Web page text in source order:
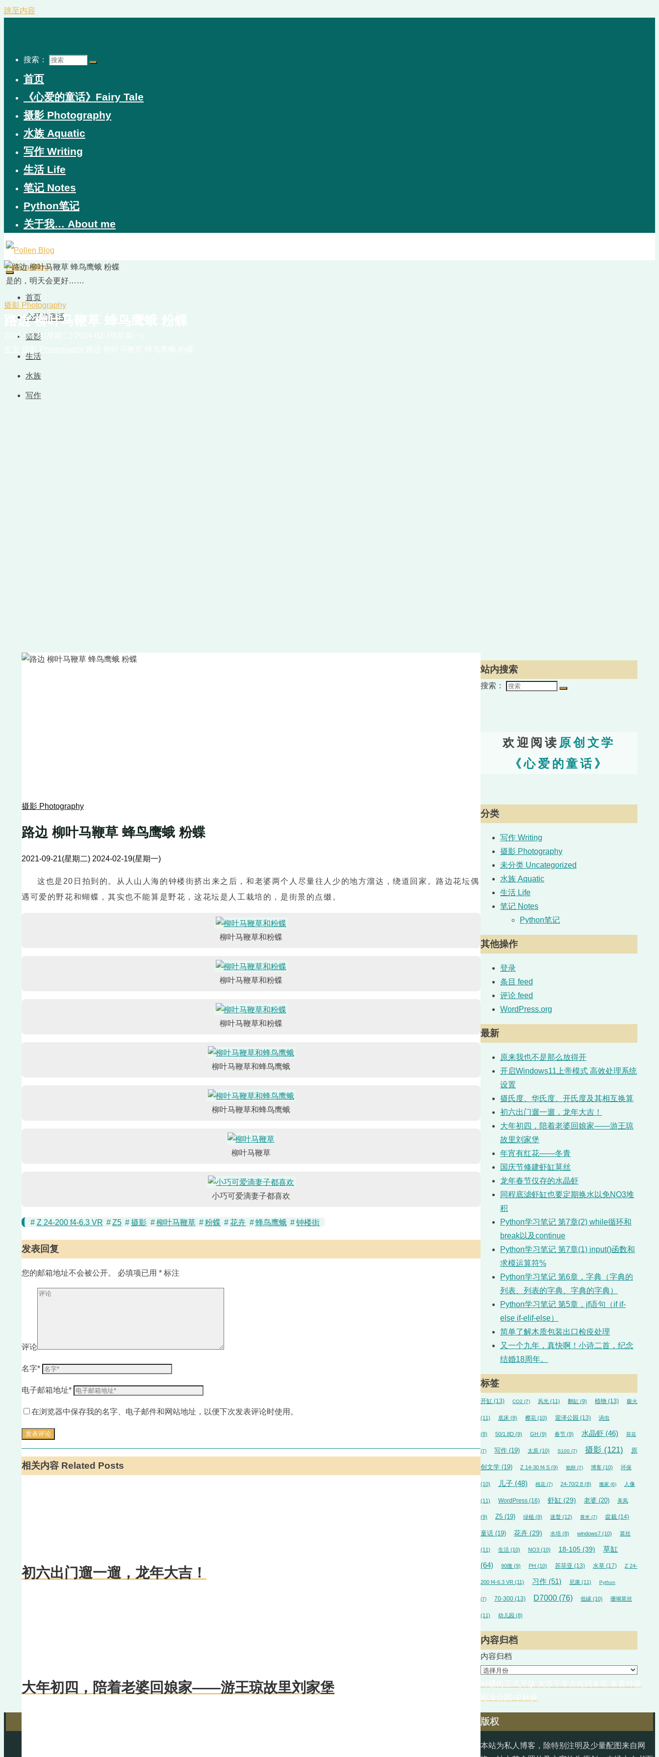
跳至内容
搜索：
首页
《心爱的童话》Fairy Tale
摄影 Photography
水族 Aquatic
写作 Writing
生活 Life
笔记 Notes
Python笔记
关于我… About me
Pollen Blog
是的，明天会更好……
首页
心爱的童话
摄影
生活
水族
写作
摄影 Photography
路边 柳叶马鞭草 蜂鸟鹰蛾 粉蝶
2021-09-21(星期二)
摄影 Photography
路边 柳叶马鞭草 蜂鸟鹰蛾 粉蝶
2021-09-21(星期二) 2024-02-19(星期一)
这也是20日拍到的。从人山人海的钟楼街挤出来之后，和老婆两个人尽量往人少的地方溜达，绕道回家。路边花坛偶
遇可爱的野花和蝴蝶，其实也不能算是野花，这花坛是人工栽培的，是街景的点缀。
柳叶马鞭草和粉蝶
柳叶马鞭草和粉蝶
柳叶马鞭草和粉蝶
柳叶马鞭草和蜂鸟鹰蛾
柳叶马鞭草和蜂鸟鹰蛾
柳叶马鞭草
小巧可爱滴妻子都喜欢
# Z 24-200 f4-6.3 VR #Z5 #摄影 # 柳叶马鞭草 #粉蝶 # 花卉 #蜂鸟鹰蛾 #钟楼街
发表回复
您的邮箱地址不会被公开。 必填项已用 * 标注
评论
名字*
电子邮箱地址*
在浏览器中保存我的名字、电子邮件和网站地址，以便下次发表评论时使用。
相关内容 Related Posts
初六出门遛一遛，龙年大吉！
大年初四，陪着老婆回娘家——游王琼故里刘家堡
站内搜索
搜索：
欢迎阅读 原创文学
《心爱的童话》
分类
写作 Writing
摄影 Photography
未分类 Uncategorized
水族 Aquatic
生活 Life
笔记 Notes
Python笔记
其他操作
登录
条目 feed
评论 feed
WordPress.org
最新
原来我也不是那么放得开
开启Windows11上帝模式 高效处理系统
设置
摄氏度、华氏度、开氏度及其相互换算
初六出门遛一遛，龙年大吉！
大年初四，陪着老婆回娘家——游王琼
故里刘家堡
年宵有红花——冬青
国庆节修建虾缸莫丝
龙年春节仅存的水晶虾
同程底滤虾缸也要定期换水以免NO3堆
积
Python学习笔记 第7章(2) while循环和
break以及continue
Python学习笔记 第7章(1) input()函数和
求模运算符%
Python学习笔记 第6章，字典（字典的
列表、列表的字典、字典的字典）
Python学习笔记 第5章，jf语句（if if-
else if-elif-else）
简单了解木质包装出口检疫处理
又一个九年，真快啊！小诗二首，纪念
结婚18周年。
标签
开缸 (13) CO2 (7) 风光 (11) 翻缸 (9) 植物 (13) 极火
(11) 底床 (8) 樱花 (10) 迎泽公园 (13) 涡虫
(8) 50/1.8D (9) GH (9) 春节 (9) 水晶虾 (46) 荷花
(7) 写作 (19) 太原 (10) S100 (7) 摄影 (121) 原
创文学 (19) Z 14-30 f4 S (9) 抱卵 (7) 博客 (10) 环保
(10) 儿子 (48) 桃花 (7) 24-70/2.8 (8) 搬家 (6) 人像
(11) WordPress (16) 虾缸 (29) 老婆 (20) 美凤
(9) Z5 (19) 绿植 (8) 迷螯 (12) 黄米 (7) 盆栽 (14)
童话 (19) 花卉 (29) 水培 (8) windows7 (10) 莫丝
(11) 生活 (10) NO3 (10) 18-105 (39)
草缸
(64)
90微 (9) PH (10) 苏菲亚 (13) 水草 (17) Z 24-
200 f4-6.3 VR (11) 习作 (51) 尼康 (11) Python
(7) 70-300 (13) D7000 (76) 低碳 (10) 珊瑚莫丝
(11) 幼儿园 (8)
内容归档
内容归档
版权
本站为私人博客，除特别注明及少量配图来自网